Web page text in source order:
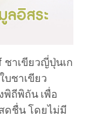
ชาเขียวญี่ปุ่นเก
ชาเขียว
พิถีพิถัน เพื่อ
ดชื่น โดยไม่มี